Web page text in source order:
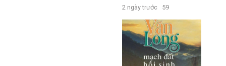
2 ngày trước 59